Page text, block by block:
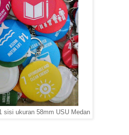
sisi ukuran 58mm USU Medan